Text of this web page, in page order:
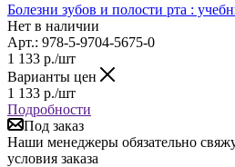
Болезни зубов и полости рта :
Нет в наличии
Арт.: 978-5-9704-5675-0
1 133 р./шт
Варианты цен
1 133 р./шт
Подробности
Под заказ
Наши менеджеры обязательно
условия заказа